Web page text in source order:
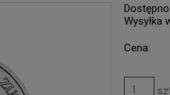
Wysyłka
Cena: